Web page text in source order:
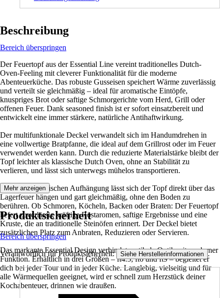
Beschreibung
Bereich überspringen
Der Feuertopf aus der Essential Line vereint traditionelles Dutch-
Oven-Feeling mit cleverer Funktionalität für die moderne
Abenteuerküche. Das robuste Gusseisen speichert Wärme zuverlässig
und verteilt sie gleichmäßig – ideal für aromatische Eintöpfe,
knuspriges Brot oder saftige Schmorgerichte vom Herd, Grill oder
offenen Feuer. Dank seasoned finish ist er sofort einsatzbereit und
entwickelt eine immer stärkere, natürliche Antihaftwirkung.
Der multifunktionale Deckel verwandelt sich im Handumdrehen in
eine vollwertige Bratpfanne, die ideal auf dem Grillrost oder im Feuer
verwendet werden kann. Durch die reduzierte Materialstärke bleibt der
Topf leichter als klassische Dutch Oven, ohne an Stabilität zu
verlieren, und lässt sich unterwegs mühelos transportieren.
Mit seiner praktischen Aufhängung lässt sich der Topf direkt über das
Lagerfeuer hängen und gart gleichmäßig, ohne den Boden zu
berühren. Ob Schmoren, Köcheln, Backen oder Braten: Der Feuertopf
liefert zuverlässig kräftige Röstaromen, saftige Ergebnisse und eine
Kruste, die an traditionelle Steinöfen erinnert. Der Deckel bietet
zusätzlichen Platz zum Anbraten, Reduzieren oder Servieren.
Das markante Essential Design verbindet rustikale Optik mit moderner
Funktion. Erhältlich in drei Größen – ft4.5, ft6 und ft9 – begleitet er
dich bei jeder Tour und in jeder Küche. Langlebig, vielseitig und für
alle Wärmequellen geeignet, wird er schnell zum Herzstück deiner
Kochabenteuer, drinnen wie draußen.
Mehr anzeigen
Produktsicherheit
Bereich überspringen
Verantwortlich für Produktsicherheit: Siehe Herstellerinformationen .